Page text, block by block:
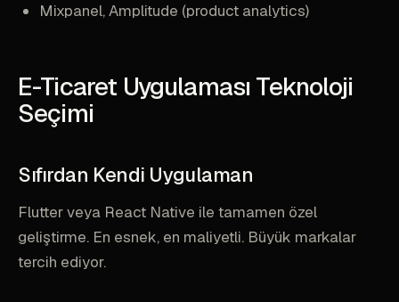
Mixpanel, Amplitude (product analytics)
E-Ticaret Uygulaması Teknoloji
Seçimi
Sıfırdan Kendi Uygulaman
Flutter veya React Native ile tamamen özel
geliştirme. En esnek, en maliyetli. Büyük markalar
tercih ediyor.